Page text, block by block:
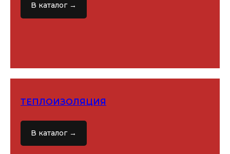
В каталог →
ТЕПЛОИЗОЛЯЦИЯ
В каталог →